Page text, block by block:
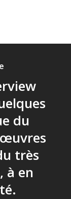
du
très
à en